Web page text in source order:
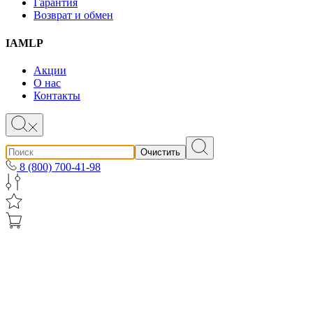
Гарантия
Возврат и обмен
IAMLP
Акции
О нас
Контакты
Очистить
8 (800) 700-41-98